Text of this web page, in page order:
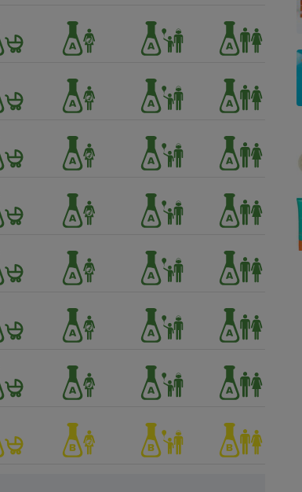
Four encastrable
Aspirateur
Réfrigérateur
Appareil photo
Lessive